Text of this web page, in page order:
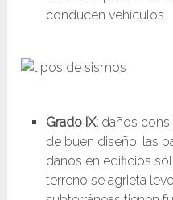
conducen vehículos.
Grado IX:daños
de buen diseño, las
daños en edificios
terreno se agrieta